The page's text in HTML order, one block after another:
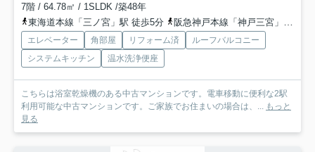
7階 / 64.78㎡ / 1SLDK /築48年
東海道本線「三ノ宮」駅 徒歩5分
阪急神戸本線「神戸三宮」駅 徒歩5分
エレベーター 角部屋 リフォーム済
ルーフバルコニー
システムキッチン
温水洗浄便座
こちらは浴室乾燥機のある中古マンションです。電車移動に便利な2駅
利用可能な中古マンションです。ご家族でお住まいの場合は、... もっと
見る